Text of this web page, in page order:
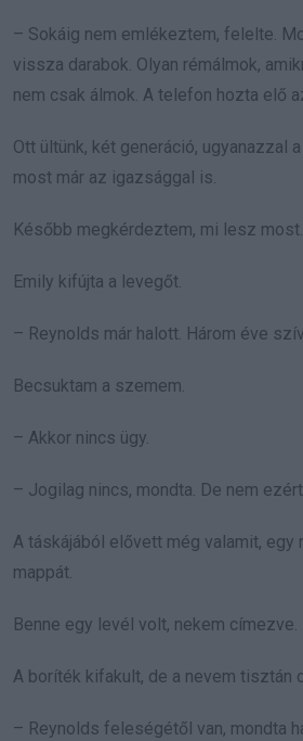
– Sokáig nem emlékeztem, felelte.
vissza darabok. Olyan rémálmok,
nem csak álmok. A telefon hozta elő
Ott ültünk, két generáció, ugyanazzal
most már az igazsággal is.
Később megkérdeztem, mi lesz most.
Emily kifújta a levegőt.
– Reynolds már halott. Három éve
Becsuktam a szemem.
– Akkor nincs ügy.
– Jogilag nincs, mondta. De nem
A táskájából elővett még valamit,
mappát.
Benne egy levél volt, nekem címezve.
A boríték kifakult, de a nevem tisztán
– Reynolds feleségétől van, mondta